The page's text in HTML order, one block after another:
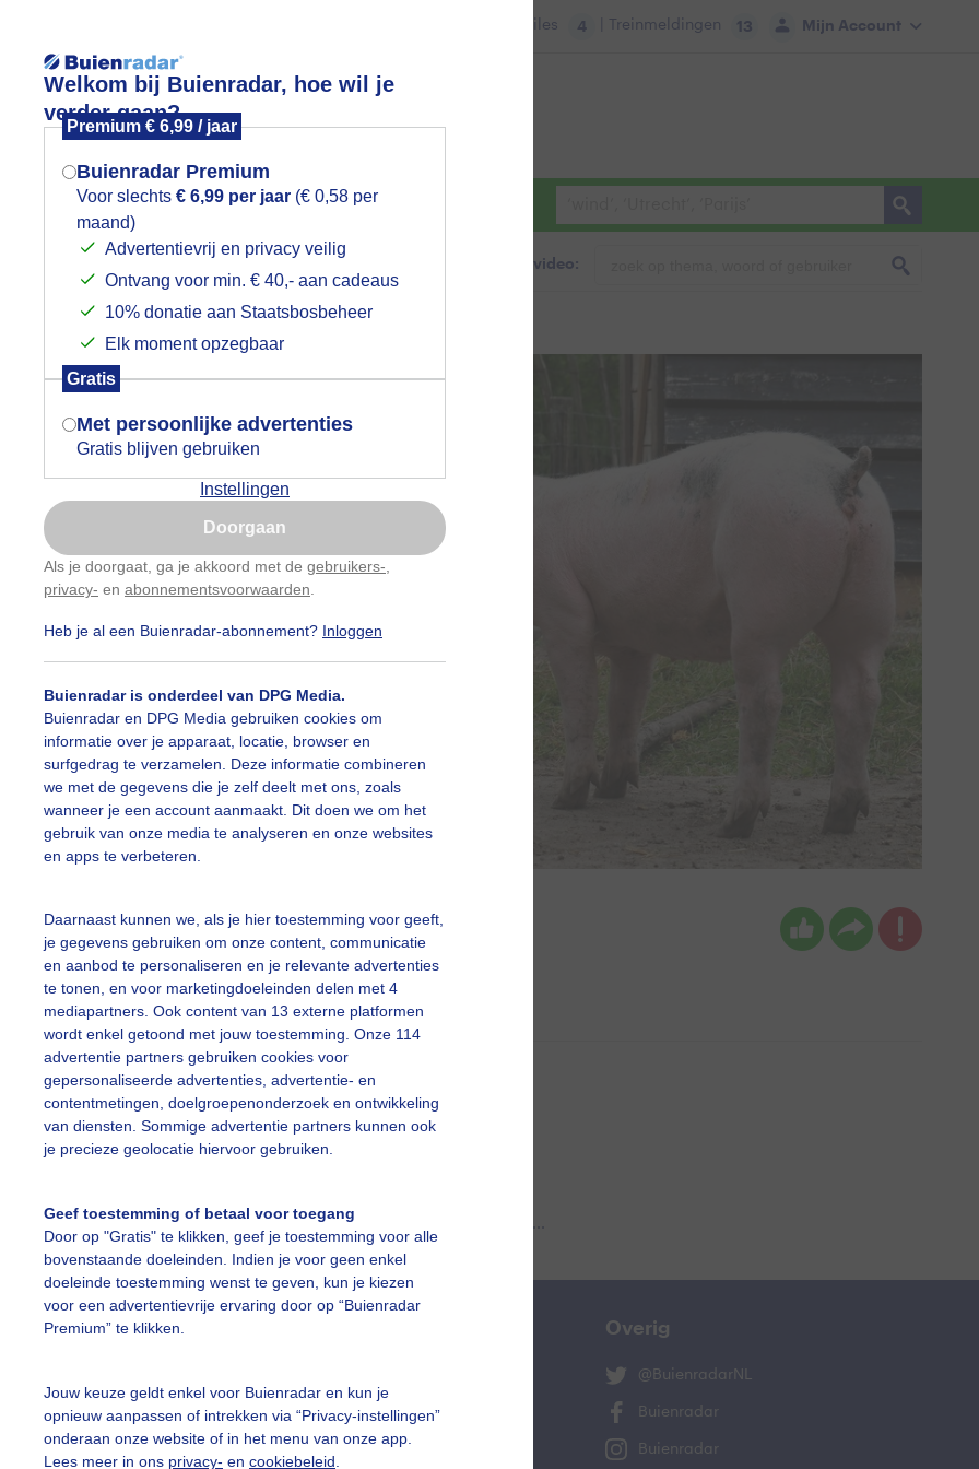
Welkom bij Buienradar, hoe wil je
verder gaan?
Premium € 6,99 / jaar
Buienradar Premium
Voor slechts € 6,99 per jaar (€ 0,58 per
maand)
Advertentievrij en privacy veilig
Ontvang voor min. € 40,- aan cadeaus
10% donatie aan Staatsbosbeheer
Elk moment opzegbaar
Gratis
Met persoonlijke advertenties
Gratis blijven gebruiken
Instellingen
Doorgaan
Als je doorgaat, ga je akkoord met de gebruikers-
privacy- en abonnementsvoorwaarden
Heb je al een Buienradar-abonnement? Inloggen
Buienradar is onderdeel van DPG Media.
Buienradar en DPG Media gebruiken cookies om
informatie over je apparaat, locatie, browser en
surfgedrag te verzamelen. Deze informatie combineren
we met de gegevens die je zelf deelt met ons, zoals
wanneer je een account aanmaakt. Dit doen we om het
gebruik van onze media te analyseren en onze websites
en apps te verbeteren.
Daarnaast kunnen we, als je hier toestemming voor geeft,
je gegevens gebruiken om onze content, communicatie
en aanbod te personaliseren en je relevante advertenties
te tonen, en voor marketingdoeleinden delen met 4
mediapartners. Ook content van 13 externe platformen
wordt enkel getoond met jouw toestemming. Onze 114
advertentie partners gebruiken cookies voor
gepersonaliseerde advertenties, advertentie- en
contentmetingen, doelgroepenonderzoek en ontwikkeling
van diensten. Sommige advertentie partners kunnen ook
je precieze geolocatie hiervoor gebruiken.
Geef toestemming of betaal voor toegang
Door op "Gratis" te klikken, geef je toestemming voor alle
bovenstaande doeleinden. Indien je voor geen enkel
doeleinde toestemming wenst te geven, kun je kiezen
voor een advertentievrije ervaring door op “Buienradar
Premium” te klikken.
Jouw keuze geldt enkel voor Buienradar en kun je
opnieuw aanpassen of intrekken via “Privacy-instellingen”
onderaan onze website of in het menu van onze app.
Lees meer in ons privacy- en cookiebeleid
Mijn Account
Files 4 | Treinmeldingen 13
Foto en video Weerzine
Zoeken in foto & video:
Nellie Bartels Gemaakt: 18-06-2026, 59x bekeken
Zon Dieren
slideshow
Een moment geduld aub...
vragen
Overig
@BuienradarNL
Buienradar
Buienradar
Mogen we je locatie gebruiken voor
het weer?
Indien je hier nog geen akkoord op hebt
gegeven, verschijnt er zo een pop-up uit
je browser waarin deze toestemming
gevraagd wordt.
Is goed, toon de popup
Nu niet, misschien later
Gebruik je Safari en wil je niet elke dag deze pop-up
Klikhierom dit aan te passen